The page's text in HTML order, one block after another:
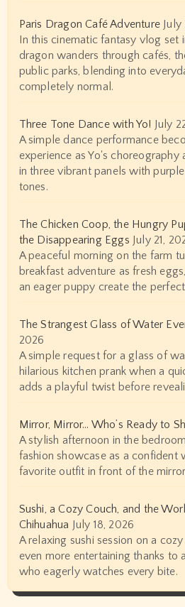
Paris Dragon Café Adventure July
In this cinematic fantasy vlog set
dragon wanders through cafés,
public parks, blending into
completely normal.
Three Tone Dance with Yo! July
A simple dance performance
experience as Yo's choreography
in three vibrant panels with
tones.
The Chicken Coop, the Hungry
the Disappearing Eggs July 21,
A peaceful morning on the farm
breakfast adventure as fresh
an eager puppy create the
The Strangest Glass of Water
2026
A simple request for a glass of
hilarious kitchen prank when a
adds a playful twist before
Mirror, Mirror… Who’s Ready to
A stylish afternoon in the
fashion showcase as a confident
favorite outfit in front of the
Sushi, a Cozy Couch, and the
Chihuahua July 18, 2026
A relaxing sushi session on a
even more entertaining thanks to
who eagerly watches every bite.